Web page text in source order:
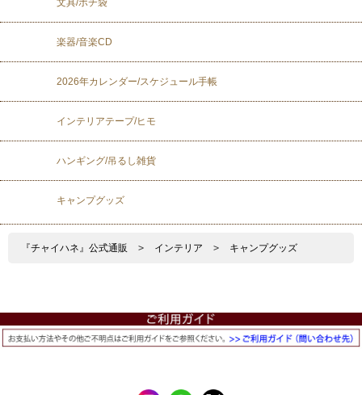
文具/ポチ袋
楽器/音楽CD
2026年カレンダー/スケジュール手帳
インテリアテープ/ヒモ
ハンギング/吊るし雑貨
キャンプグッズ
『チャイハネ』公式通販 > インテリア > キャンプグッズ